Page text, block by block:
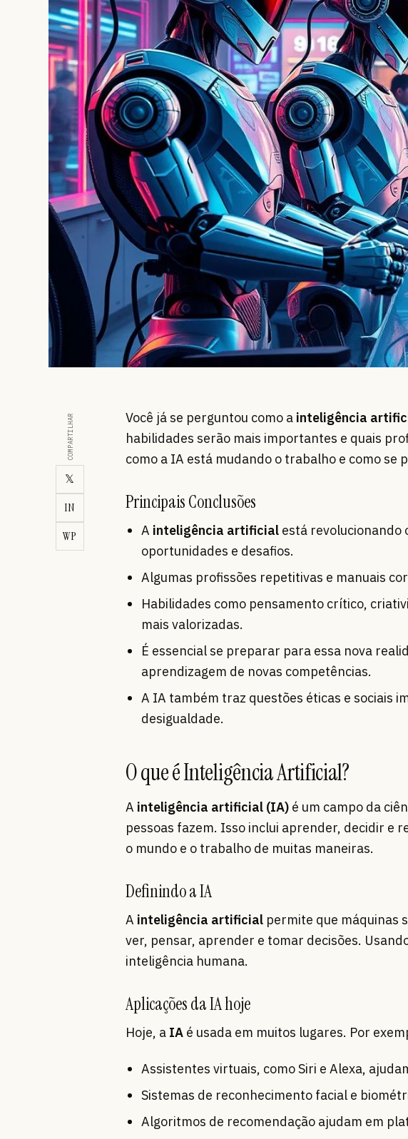
COMPARTILHAR
𝕏
IN
WP
Você já se perguntou como a inteligência
habilidades serão mais importantes e quais
como a IA está mudando o trabalho e como se
Principais Conclusões
A inteligência artificial está revolucionando
oportunidades e desafios.
Algumas profissões repetitivas e manuais
Habilidades como pensamento crítico,
mais valorizadas.
É essencial se preparar para essa nova
aprendizagem de novas competências.
A IA também traz questões éticas e sociais
desigualdade.
O que é Inteligência Artificial?
A inteligência artificial (IA) é um campo da
pessoas fazem. Isso inclui aprender, decidir e
o mundo e o trabalho de muitas maneiras.
Definindo a IA
A inteligência artificial permite que máquinas
ver, pensar, aprender e tomar decisões.
inteligência humana.
Aplicações da IA hoje
Hoje, a IA é usada em muitos lugares. Por
Assistentes virtuais, como Siri e Alexa,
Sistemas de reconhecimento facial e
Algoritmos de recomendação ajudam em